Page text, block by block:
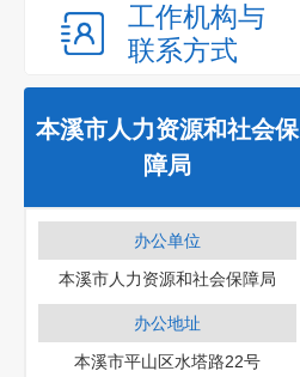
工作机构与
联系方式
本溪市人力资源和社会保
障局
办公单位
本溪市人力资源和社会保障局
办公地址
本溪市平山区水塔路22号